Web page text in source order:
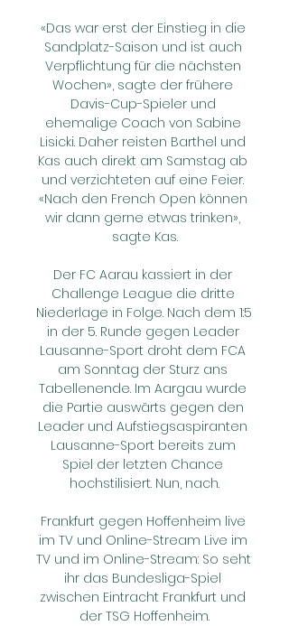
«Das war erst der Einstieg in die
Sandplatz-Saison und ist auch
Verpflichtung für die nächsten
Wochen», sagte der frühere
Davis-Cup-Spieler und
ehemalige Coach von Sabine
Lisicki. Daher reisten Barthel und
Kas auch direkt am Samstag ab
und verzichteten auf eine Feier.
«Nach den French Open können
wir dann gerne etwas trinken»,
sagte Kas.
Der FC Aarau kassiert in der
Challenge League die dritte
Niederlage in Folge. Nach dem 1:5
in der 5. Runde gegen Leader
Lausanne-Sport droht dem FCA
am Sonntag der Sturz ans
Tabellenende. Im Aargau wurde
die Partie auswärts gegen den
Leader und Aufstiegsaspiranten
Lausanne-Sport bereits zum
Spiel der letzten Chance
hochstilisiert. Nun, nach.
Frankfurt gegen Hoffenheim live
im TV und Online-Stream Live im
TV und im Online-Stream: So seht
ihr das Bundesliga-Spiel
zwischen Eintracht Frankfurt und
der TSG Hoffenheim.